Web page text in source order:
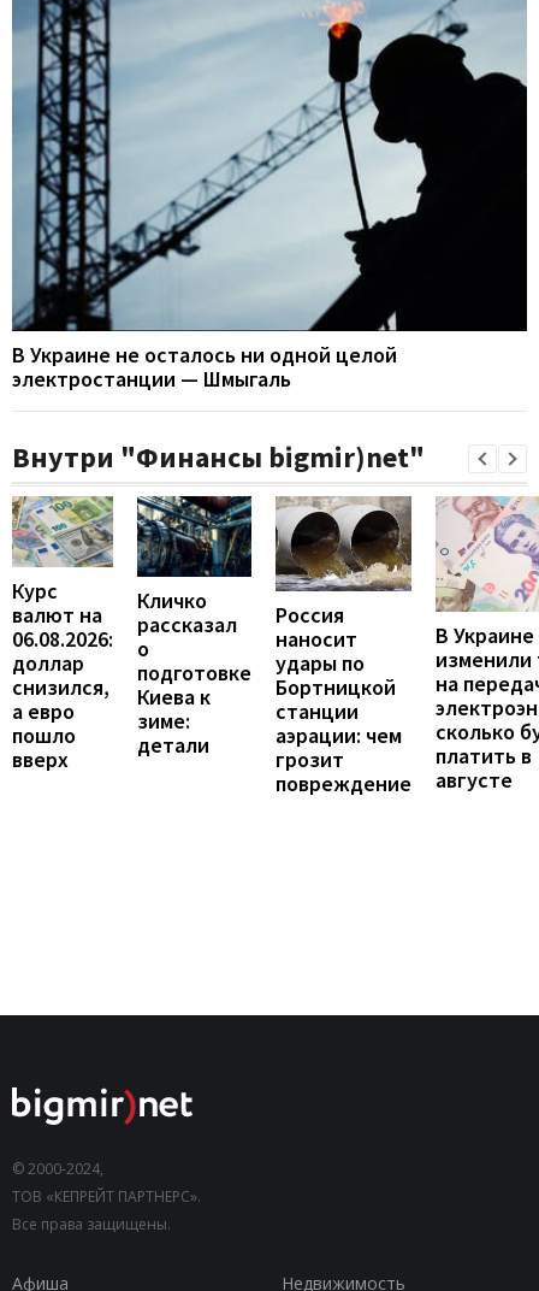
В Украине не осталось ни одной целой
электростанции — Шмыгаль
Внутри "Финансы bigmir)net"
Курс
валют на
06.08.2026:
доллар
снизился,
а евро
пошло
вверх
Кличко
рассказал
о
подготовке
Киева к
зиме:
детали
Россия
наносит
удары по
Бортницкой
станции
аэрации: чем
грозит
повреждение
В Украине
на
сколько
платить в
августе
© 2000-2024,
ТОВ «КЕПРЕЙТ ПАРТНЕРС».
Все права защищены.
Афиша Недвижимость